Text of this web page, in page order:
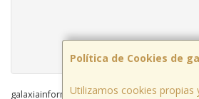
Política de Cookies de
Utilizamos cookies propias
galaxiainformatica.cat © 2026